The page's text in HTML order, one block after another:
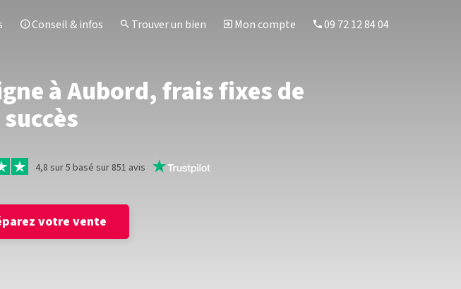
Conseil & infos Trouver un bien Mon compte 09 72 12 84 04
à Aubord, frais fixes de
4,8 sur 5 basé sur 851 avis
votre vente